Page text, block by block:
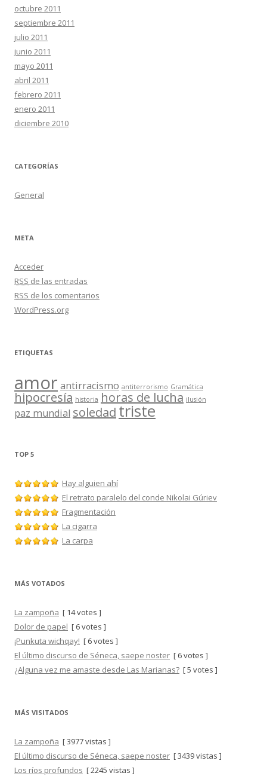
octubre 2011
septiembre 2011
julio 2011
junio 2011
mayo 2011
abril 2011
febrero 2011
enero 2011
diciembre 2010
CATEGORÍAS
General
META
Acceder
RSS de las entradas
RSS de los comentarios
WordPress.org
ETIQUETAS
amor antirracismo antiterrorismo Gramática
hipocresía historia horas de lucha ilusión
paz mundial soledad triste
TOP 5
Hay alguien ahí
El retrato paralelo del conde Nikolai Gúriev
Fragmentación
La cigarra
La carpa
MÁS VOTADOS
La zampoña [ 14 votes ]
Dolor de papel [ 6 votes ]
¡Punkuta wichqay! [ 6 votes ]
El último discurso de Séneca, saepe noster [ 6 votes ]
¿Alguna vez me amaste desde Las Marianas? [ 5 votes ]
MÁS VISITADOS
La zampoña [ 3977 vistas ]
El último discurso de Séneca, saepe noster [ 3439 vistas ]
Los ríos profundos [ 2245 vistas ]